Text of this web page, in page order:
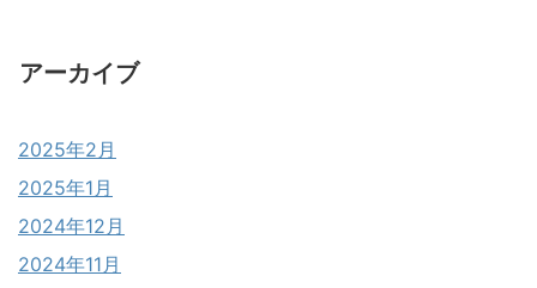
アーカイブ
2025年2月
2025年1月
2024年12月
2024年11月